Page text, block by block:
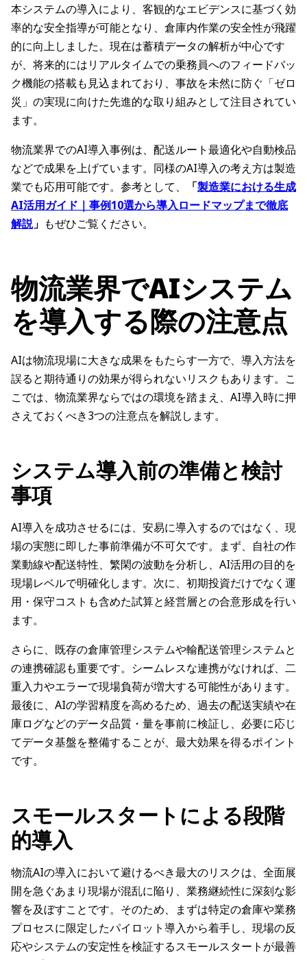
本システムの導入により、客観的なエビデンスに基づく効
率的な安全指導が可能となり、倉庫内作業の安全性が飛躍
的に向上しました。現在は蓄積データの解析が中心です
が、将来的にはリアルタイムでの乗務員へのフィードバッ
ク機能の搭載も見込まれており、事故を未然に防ぐ「ゼロ
災」の実現に向けた先進的な取り組みとして注目されてい
ます。
物流業界でのAI導入事例は、配送ルート最適化や自動検品
などで成果を上げています。同様のAI導入の考え方は製造
業でも応用可能です。参考として、
「製造業における生成
AI活用ガイド｜事例10選から導入ロードマップまで徹底
解説」 もぜひご覧ください。
物流業界でAIシステム
を導入する際の注意点
AIは物流現場に大きな成果をもたらす一方で、導入方法を
誤ると期待通りの効果が得られないリスクもあります。こ
こでは、物流業界ならではの環境を踏まえ、AI導入時に押
さえておくべき3つの注意点を解説します。
システム導入前の準備と検討
事項
AI導入を成功させるには、安易に導入するのではなく、現
場の実態に即した事前準備が不可欠です。まず、自社の作
業動線や配送特性、繁閑の波動を分析し、AI活用の目的を
現場レベルで明確化します。次に、初期投資だけでなく運
用・保守コストも含めた試算と経営層との合意形成を行い
ます。
さらに、既存の倉庫管理システムや輸配送管理システムと
の連携確認も重要です。シームレスな連携がなければ、二
重入力やエラーで現場負荷が増大する可能性があります。
最後に、AIの学習精度を高めるため、過去の配送実績や在
庫ログなどのデータ品質・量を事前に検証し、必要に応じ
てデータ基盤を整備することが、最大効果を得るポイント
です。
スモールスタートによる段階
的導入
物流AIの導入において避けるべき最大のリスクは、全面展
開を急ぐあまり現場が混乱に陥り、業務継続性に深刻な影
響を及ぼすことです。そのため、まずは特定の倉庫や業務
プロセスに限定したパイロット導入から着手し、現場の反
応やシステムの安定性を検証するスモールスタートが最善